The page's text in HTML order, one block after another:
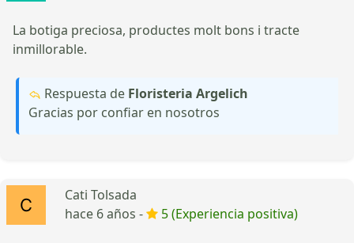
La botiga preciosa, productes molt bons i tracte
inmillorable.
Respuesta de Floristeria Argelich
Gracias por confiar en nosotros
Cati Tolsada
hace 6 años -
5 (Experiencia positiva)